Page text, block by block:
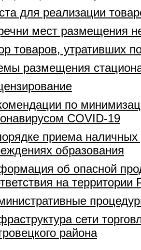
для реализации
мест размещения
товаров, утративших
размещения
по
COVID-19
приема наличных
образования
об опасной
на
сети
района